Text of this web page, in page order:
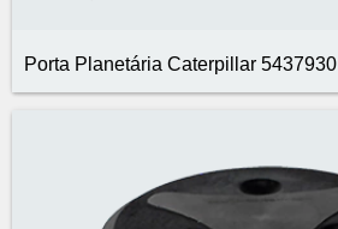
Porta Planetária Caterpillar 5437930